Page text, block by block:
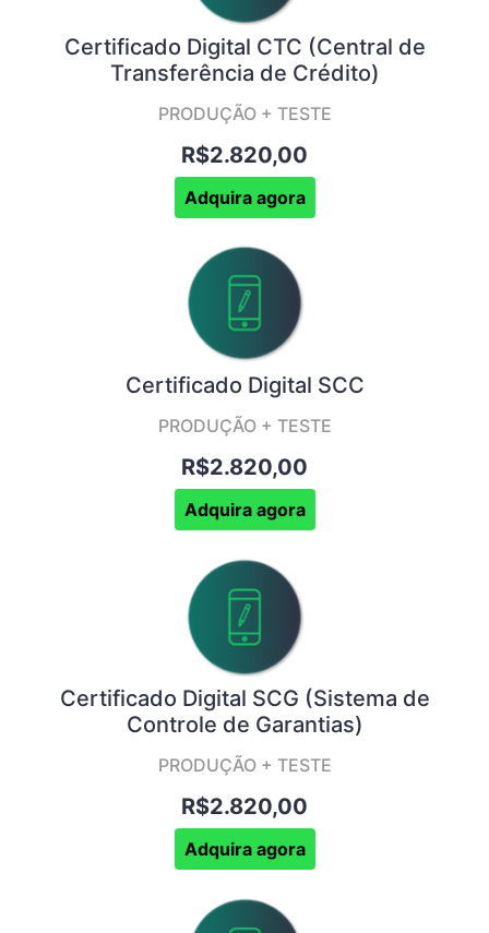
Certificado Digital CTC (Central de
Transferência de Crédito)
PRODUÇÃO + TESTE
R$2.820,00
Adquira agora
Certificado Digital SCC
PRODUÇÃO + TESTE
R$2.820,00
Adquira agora
Certificado Digital SCG (Sistema de
Controle de Garantias)
PRODUÇÃO + TESTE
R$2.820,00
Adquira agora